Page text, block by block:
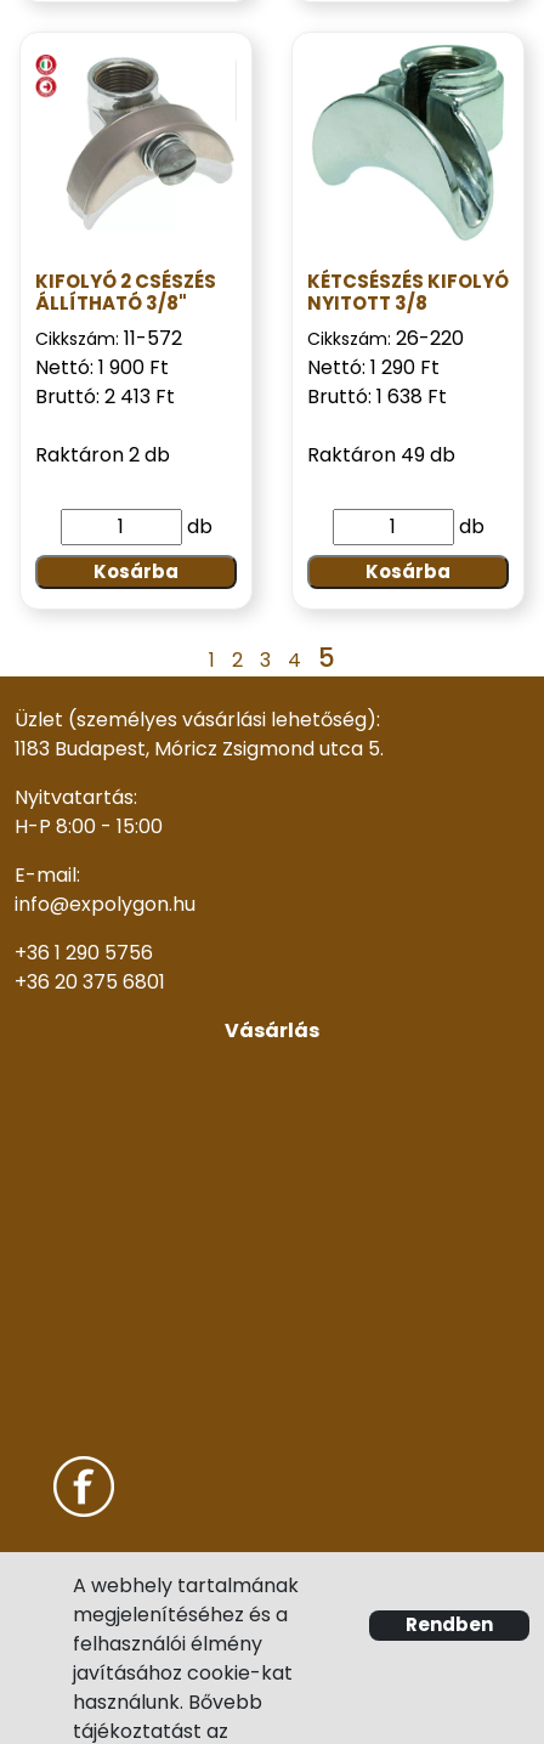
KIFOLYÓ 2 CSÉSZÉS
ÁLLÍTHATÓ 3/8"
Cikkszám: 11-572
Nettó: 1 900 Ft
Bruttó: 2 413 Ft
Raktáron 2 db
db
Kosárba
KÉTCSÉSZÉS KIFOLYÓ
NYITOTT 3/8
Cikkszám: 26-220
Nettó: 1 290 Ft
Bruttó: 1 638 Ft
Raktáron 49 db
db
Kosárba
1 2 3 4 5
Üzlet (személyes vásárlási lehetőség):
1183 Budapest, Móricz Zsigmond utca 5.
Nyitvatartás:
H-P 8:00 - 15:00
E-mail:
info@expolygon.hu
+36 1 290 5756
+36 20 375 6801
Vásárlás
A webhely tartalmának
megjelenítéséhez és a
felhasználói élmény
javításához cookie-kat
használunk. Bővebb
tájékoztatást az
Rendben